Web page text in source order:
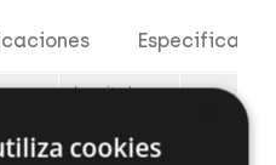
Longitud
Material
Del Tornillo
cookies